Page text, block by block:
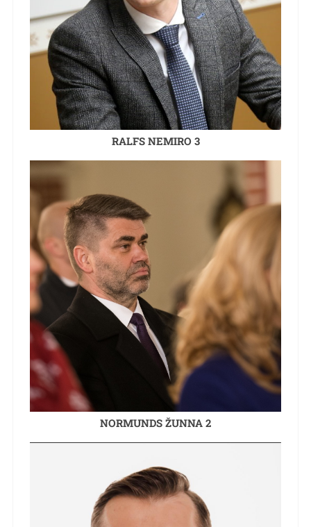
RALFS NEMIRO 3
NORMUNDS ŽUNNA 2